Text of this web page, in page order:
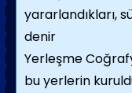
yararlandıkları,
denir
Yerleşme
bu yerlerin